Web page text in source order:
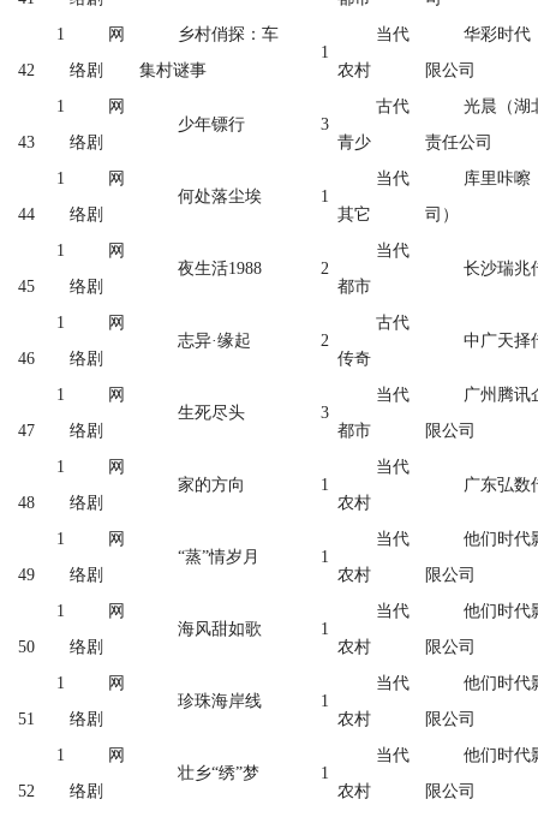
1
42
网
络剧
乡村俏探：车
集村谜事
1
当代
农村
华彩时代
限公司
1
43
网
络剧
少年镖行 3
古代
青少
光晨（湖
责任公司
1
44
网
络剧
何处落尘埃 1
当代
其它
库里咔嚓
司）
1
45
网
络剧
夜生活1988 2
当代
都市
长沙瑞兆
1
46
网
络剧
志异·缘起 2
古代
传奇
中广天择
1
47
网
络剧
生死尽头 3
当代
都市
广州腾讯
限公司
1
48
网
络剧
家的方向 1
当代
农村
广东弘数
1
49
网
络剧
“蒸”情岁月 1
当代
农村
他们时代
限公司
1
50
网
络剧
海风甜如歌 1
当代
农村
他们时代
限公司
1
51
网
络剧
珍珠海岸线 1
当代
农村
他们时代
限公司
1
52
网
络剧
壮乡“绣”梦 1
当代
农村
他们时代
限公司